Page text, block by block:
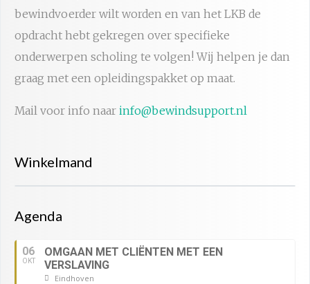
bewindvoerder wilt worden en van het LKB de
opdracht hebt gekregen over specifieke
onderwerpen scholing te volgen! Wij helpen je dan
graag met een opleidingspakket op maat.
Mail voor info naar info@bewindsupport.nl
Winkelmand
Agenda
06
OKT
OMGAAN MET CLIËNTEN MET EEN
VERSLAVING
Eindhoven